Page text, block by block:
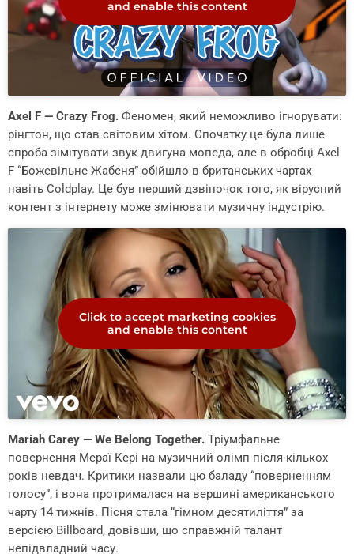
and enable this content
Axel F — Crazy Frog. Феномен, який неможливо ігнорувати:
рінгтон, що став світовим хітом. Спочатку це була лише
спроба зімітувати звук двигуна мопеда, але в обробці Axel
F “Божевільне Жабеня” обійшло в британських чартах
навіть Coldplay. Це був перший дзвіночок того, як вірусний
контент з інтернету може змінювати музичну індустрію.
Click to accept marketing cookies
and enable this content
Mariah Carey — We Belong Together. Тріумфальне
повернення Мераї Кері на музичний олімп після кількох
років невдач. Критики назвали цю баладу “поверненням
голосу”, і вона протрималася на вершині американського
чарту 14 тижнів. Пісня стала “гімном десятиліття” за
версією Billboard, довівши, що справжній талант
непідвладний часу.